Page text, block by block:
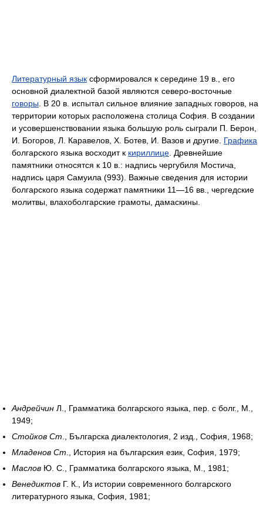
Литературный язык сформировался к середине 19 в., его
основной диалектной базой являются северо-восточные
говоры . В 20 в. испытал сильное влияние западных говоров, на
территории которых расположена столица София. В создании
и усовершенствовании языка большую роль сыграли П. Берон,
И. Богоров, Л. Каравелов, Х. Ботев, И. Вазов и другие. Графика
болгарского языка восходит к кириллице . Древнейшие
памятники относятся к 10 в.: надпись чергубиля Мостича,
надпись царя Самуила (993). Важные сведения для истории
болгарского языка содержат памятники 11—16 вв., чергедские
молитвы, влахоболгарские грамоты, дамаскины.
Андрейчин Л., Грамматика болгарского языка, пер. с болг., М.,
1949;
Стойков Ст ., Българска диалектология, 2 изд., София, 1968;
Младенов Ст ., История на българския език, София, 1979;
Маслов Ю. С., Грамматика болгарского языка, М., 1981;
Венедиктов Г. К., Из истории современного болгарского
литературного языка, София, 1981;